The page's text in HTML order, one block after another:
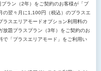
ラン（2年）をご契約のお客様が「プ
の翌々月に1,100円（税込）のプラスエ
ラスエリアモードオプション利用料の
放題プラスプラン（3年）をご契約のお
で「プラスエリアモード」をご利用い